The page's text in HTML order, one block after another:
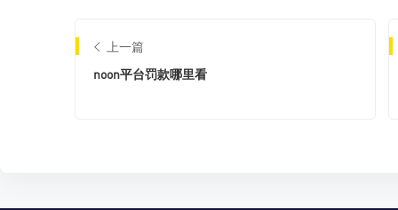
上一篇
noon平台罚款哪里看